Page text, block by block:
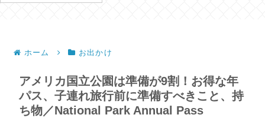
ホーム お出かけ
アメリカ国立公園は準備が9割！お得な年
パス、子連れ旅行前に準備すべきこと、持
ち物／National Park Annual Pass